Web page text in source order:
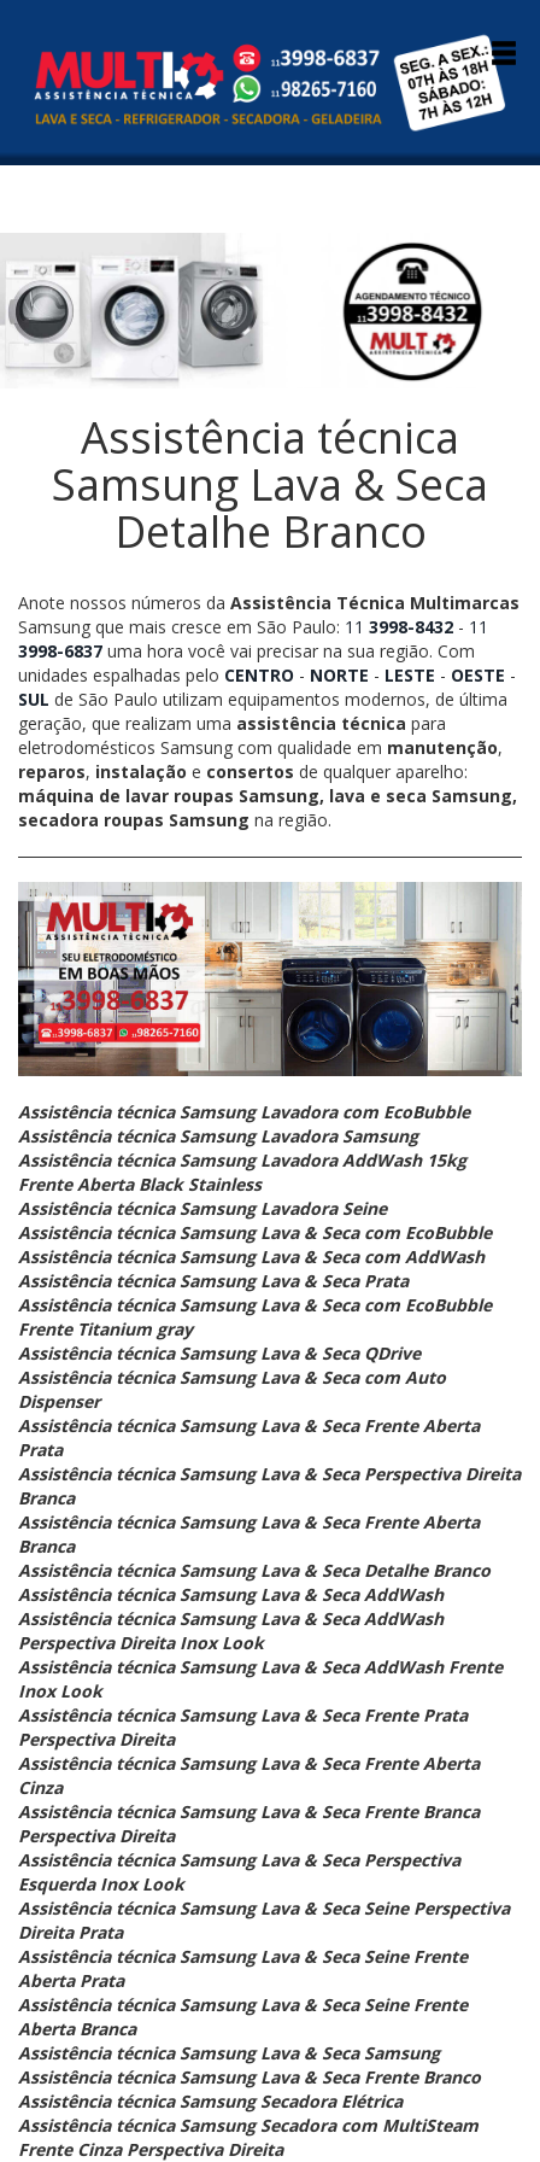
Assistência técnica
Samsung Lava & Seca
Detalhe Branco
Anote nossos números da Assistência Técnica Multimarcas
Samsung que mais cresce em São Paulo: 11 3998-8432 - 11
3998-6837 uma hora você vai precisar na sua região. Com
unidades espalhadas pelo CENTRO - NORTE - LESTE - OESTE -
SUL de São Paulo utilizam equipamentos modernos, de última
geração, que realizam uma assistência técnica para
eletrodomésticos Samsung com qualidade em manutenção,
reparos, instalação e consertos de qualquer aparelho:
máquina de lavar roupas Samsung, lava e seca Samsung,
secadora roupas Samsung na região.
Assistência técnica Samsung Lavadora com EcoBubble
Assistência técnica Samsung Lavadora Samsung
Assistência técnica Samsung Lavadora AddWash 15kg
Frente Aberta Black Stainless
Assistência técnica Samsung Lavadora Seine
Assistência técnica Samsung Lava & Seca com EcoBubble
Assistência técnica Samsung Lava & Seca com AddWash
Assistência técnica Samsung Lava & Seca Prata
Assistência técnica Samsung Lava & Seca com EcoBubble
Frente Titanium gray
Assistência técnica Samsung Lava & Seca QDrive
Assistência técnica Samsung Lava & Seca com Auto
Dispenser
Assistência técnica Samsung Lava & Seca Frente Aberta
Prata
Assistência técnica Samsung Lava & Seca Perspectiva Direita
Branca
Assistência técnica Samsung Lava & Seca Frente Aberta
Branca
Assistência técnica Samsung Lava & Seca Detalhe Branco
Assistência técnica Samsung Lava & Seca AddWash
Assistência técnica Samsung Lava & Seca AddWash
Perspectiva Direita Inox Look
Assistência técnica Samsung Lava & Seca AddWash Frente
Inox Look
Assistência técnica Samsung Lava & Seca Frente Prata
Perspectiva Direita
Assistência técnica Samsung Lava & Seca Frente Aberta
Cinza
Assistência técnica Samsung Lava & Seca Frente Branca
Perspectiva Direita
Assistência técnica Samsung Lava & Seca Perspectiva
Esquerda Inox Look
Assistência técnica Samsung Lava & Seca Seine Perspectiva
Direita Prata
Assistência técnica Samsung Lava & Seca Seine Frente
Aberta Prata
Assistência técnica Samsung Lava & Seca Seine Frente
Aberta Branca
Assistência técnica Samsung Lava & Seca Samsung
Assistência técnica Samsung Lava & Seca Frente Branco
Assistência técnica Samsung Secadora Elétrica
Assistência técnica Samsung Secadora com MultiSteam
Frente Cinza Perspectiva Direita